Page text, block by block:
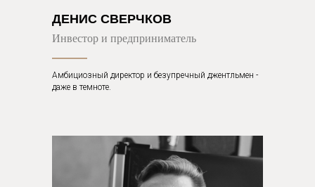
ДЕНИС СВЕРЧКОВ
Инвестор и предприниматель
Амбициозный директор и безупречный джентльмен -
даже в темноте.